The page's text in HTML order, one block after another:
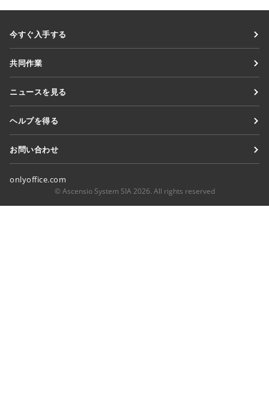
今すぐ入手する
Workspace
コネクター
デスクトップアプリ
モバイルアプリ
共同作業
インフルエンサー向け
求人情報
ニュースを見る
ヘルプを得る
ウェビナー
お問い合わせ
パートナーシップに関するお問い合わせ partners@onlyoffice.com
onlyoffice.com
© Ascensio System SIA 2026. All rights reserved